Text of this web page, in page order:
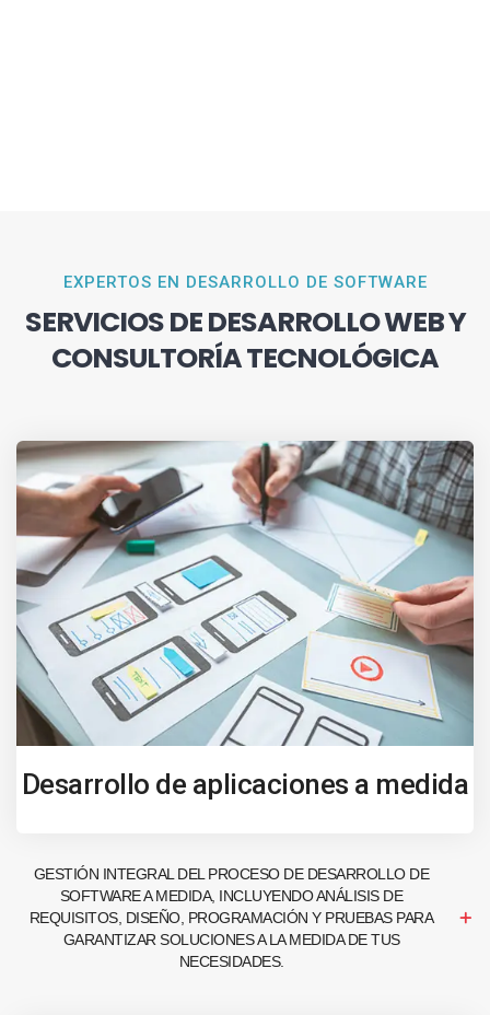
EXPERTOS EN DESARROLLO DE SOFTWARE
SERVICIOS DE DESARROLLO WEB Y
CONSULTORÍA TECNOLÓGICA
Desarrollo de aplicaciones a medida
GESTIÓN INTEGRAL DEL PROCESO DE DESARROLLO DE
SOFTWARE A MEDIDA, INCLUYENDO ANÁLISIS DE
REQUISITOS, DISEÑO, PROGRAMACIÓN Y PRUEBAS PARA
GARANTIZAR SOLUCIONES A LA MEDIDA DE TUS
NECESIDADES.